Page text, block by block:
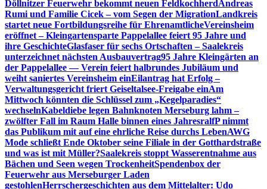
Döllnitzer Feuerwehr bekommt neuen FeldkochherdAndreas
Rumi und Familie Cicek – vom Segen der MigrationLandkreis
startet neue Fortbildungsreihe für EhrenamtlicheVereinsheim
eröffnet – Kleingartensparte Pappelallee feiert 95 Jahre und
ihre GeschichteGlasfaser für sechs Ortschaften – Saalekreis
unterzeichnet nächsten Ausbauvertrag95 Jahre Kleingärten an
der Pappelallee — Verein feiert halbrundes Jubiläum und
weiht saniertes Vereinsheim einEilantrag hat Erfolg –
Verwaltungsgericht friert Geiseltalsee-Freigabe einAm
Mittwoch könnten die Schlüssel zum „Kegelparadies“
wechselnKabeldiebe legen Bahnknoten Merseburg lahm –
zwölfter Fall im Raum Halle binnen eines JahresralfP nimmt
das Publikum mit auf eine ehrliche Reise durchs LebenAWG
Mode schließt Ende Oktober seine Filiale in der Gotthardstraße
und was ist mit Müller?Saalekreis stoppt Wasserentnahme aus
Bächen und Seen wegen TrockenheitSpendenbox der
Feuerwehr aus Merseburger Laden
gestohlenHerrschergeschichten aus dem Mittelalter: Udo